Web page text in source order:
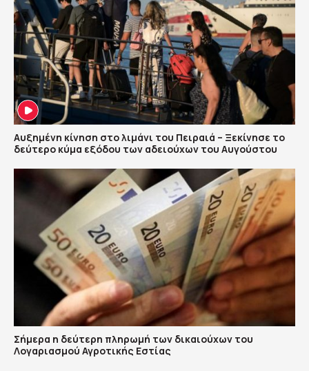
Αυξημένη κίνηση στο λιμάνι του Πειραιά – Ξεκίνησε το
δεύτερο κύμα εξόδου των αδειούχων του Αυγούστου
Σήμερα η δεύτερη πληρωμή των δικαιούχων του
Λογαριασμού Αγροτικής Εστίας